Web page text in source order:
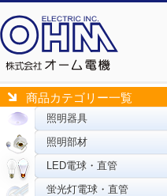
商品カテゴリー一覧
照明器具
照明部材
LED電球・直管
蛍光灯電球・直管